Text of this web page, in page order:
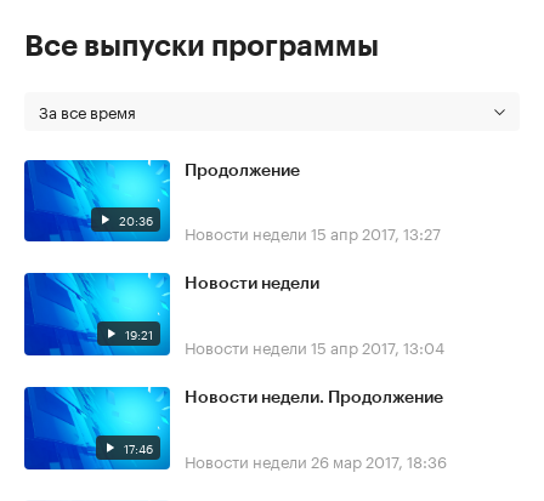
Все выпуски программы
За все время
20:36
Продолжение
Новости недели 15 апр 2017, 13:27
19:21
Новости недели
Новости недели 15 апр 2017, 13:04
17:46
Новости недели. Продолжение
Новости недели 26 мар 2017, 18:36